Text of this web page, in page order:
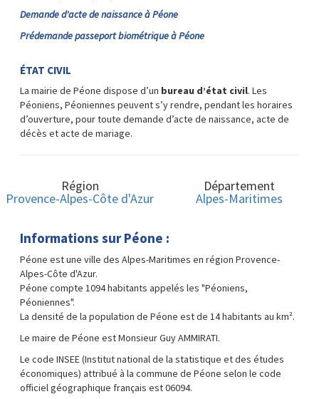
Demande d'acte de naissance à Péone
Prédemande passeport biométrique à Péone
ÉTAT CIVIL
La mairie de Péone dispose d’un bureau d’état civil. Les
Péoniens, Péoniennes peuvent s’y rendre, pendant les horaires
d’ouverture, pour toute demande d’acte de naissance, acte de
décès et acte de mariage.
Région
Provence-Alpes-Côte d'Azur
Département
Alpes-Maritimes
Informations sur Péone :
Péone est une ville des Alpes-Maritimes en région Provence-
Alpes-Côte d'Azur.
Péone compte 1094 habitants appelés les "Péoniens,
Péoniennes".
La densité de la population de Péone est de 14 habitants au km².
Le maire de Péone est Monsieur Guy AMMIRATI.
Le code INSEE (Institut national de la statistique et des études
économiques) attribué à la commune de Péone selon le code
officiel géographique français est 06094.